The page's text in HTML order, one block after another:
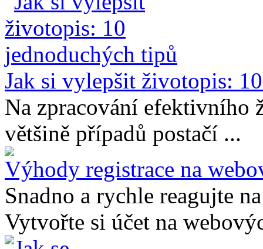
Jak si vylepšit životopis:
Na zpracování efektivního
většině případů postačí ...
Výhody registrace na
Snadno a rychle reagujte
Vytvořte si účet na